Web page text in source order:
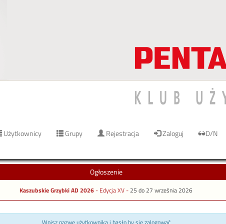
Użytkownicy Grupy Rejestracja Zaloguj D/N
Ogłoszenie
Kaszubskie Grzybki AD 2026- Edycja XV -25 do 27 września 2026